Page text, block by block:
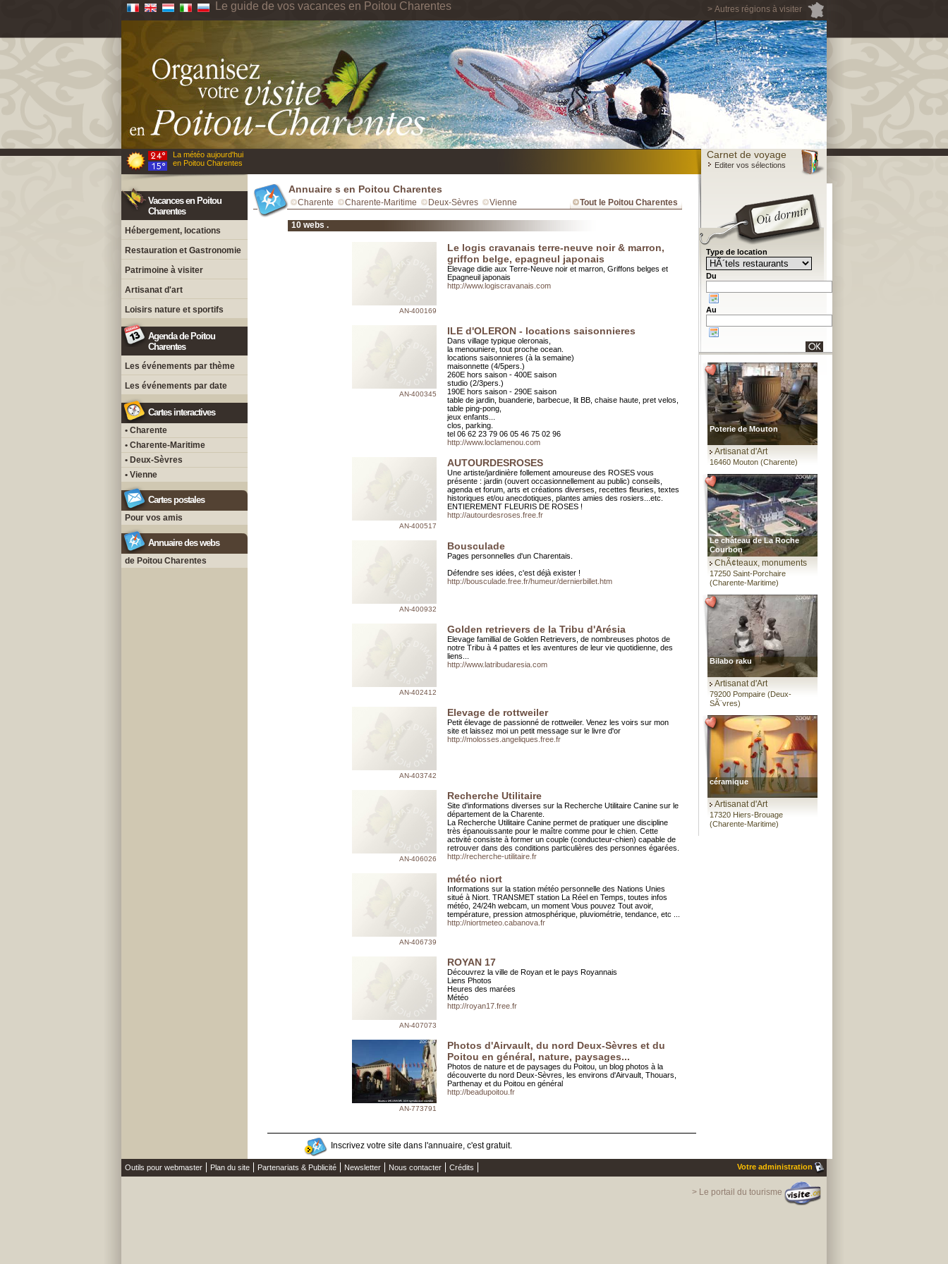
> Autres régions à visiter
Le guide de vos vacances en Poitou Charentes
La météo aujourd'hui
en Poitou Charentes
Carnet de voyage
Editer vos sélections
Vacances en Poitou
Charentes
Hébergement, locations
Restauration et Gastronomie
Patrimoine à visiter
Artisanat d'art
Loisirs nature et sportifs
Agenda de Poitou
Charentes
Les événements par thème
Les événements par date
Cartes interactives
• Charente
• Charente-Maritime
• Deux-Sèvres
• Vienne
Cartes postales
Pour vos amis
Annuaire des webs
de Poitou Charentes
Annuaire s en Poitou Charentes
Charente Charente-Maritime Deux-Sèvres Vienne Tout le Poitou Charentes
10 webs .
AN-400169
Le logis cravanais terre-neuve noir & marron,
griffon belge, epagneul japonais
Elevage didie aux Terre-Neuve noir et marron, Griffons belges et
Epagneuil japonais
http://www.logiscravanais.com
AN-400345
ILE d'OLERON - locations saisonnieres
Dans village typique oleronais,
la menouniere, tout proche ocean.
locations saisonnieres (à la semaine)
maisonnette (4/5pers.)
260E hors saison - 400E saison
studio (2/3pers.)
190E hors saison - 290E saison
table de jardin, buanderie, barbecue, lit BB, chaise haute, pret velos,
table ping-pong,
jeux enfants...
clos, parking.
tel 06 62 23 79 06 05 46 75 02 96
http://www.loclamenou.com
AN-400517
AUTOURDESROSES
Une artiste/jardinière follement amoureuse des ROSES vous
présente : jardin (ouvert occasionnellement au public) conseils,
agenda et forum, arts et créations diverses, recettes fleuries, textes
historiques et/ou anecdotiques, plantes amies des rosiers...etc.
ENTIEREMENT FLEURIS DE ROSES !
http://autourdesroses.free.fr
AN-400932
Bousculade
Pages personnelles d'un Charentais.
Défendre ses idées, c'est déjà exister !
http://bousculade.free.fr/humeur/dernierbillet.htm
AN-402412
Golden retrievers de la Tribu d'Arésia
Elevage famillial de Golden Retrievers, de nombreuses photos de
notre Tribu à 4 pattes et les aventures de leur vie quotidienne, des
liens...
http://www.latribudaresia.com
AN-403742
Elevage de rottweiler
Petit élevage de passionné de rottweiler. Venez les voirs sur mon
site et laissez moi un petit message sur le livre d'or
http://molosses.angeliques.free.fr
AN-406026
Recherche Utilitaire
Site d'informations diverses sur la Recherche Utilitaire Canine sur le
département de la Charente.
La Recherche Utilitaire Canine permet de pratiquer une discipline
très épanouissante pour le maître comme pour le chien. Cette
activité consiste à former un couple (conducteur-chien) capable de
retrouver dans des conditions particulières des personnes égarées.
http://recherche-utilitaire.fr
AN-406739
météo niort
Informations sur la station météo personnelle des Nations Unies
situé à Niort. TRANSMET station La Réel en Temps, toutes infos
météo, 24/24h webcam, un moment Vous pouvez Tout avoir,
température, pression atmosphérique, pluviométrie, tendance, etc ...
http://niortmeteo.cabanova.fr
AN-407073
ROYAN 17
Découvrez la ville de Royan et le pays Royannais
Liens Photos
Heures des marées
Météo
http://royan17.free.fr
AN-773791
Photos d'Airvault, du nord Deux-Sèvres et du
Poitou en général, nature, paysages...
Photos de nature et de paysages du Poitou, un blog photos à la
découverte du nord Deux-Sèvres, les environs d'Airvault, Thouars,
Parthenay et du Poitou en général
http://beadupoitou.fr
Inscrivez votre site dans l'annuaire, c'est gratuit.
Type de location
Du
Au
Poterie de Mouton
Artisanat d'Art
16460 Mouton (Charente)
Le château de La Roche
Courbon
ChÃ¢teaux, monuments
17250 Saint-Porchaire
(Charente-Maritime)
Bilabo raku
Artisanat d'Art
79200 Pompaire (Deux-
SÃ¨vres)
céramique
Artisanat d'Art
17320 Hiers-Brouage
(Charente-Maritime)
Outils pour webmaster Plan du site Partenariats & Publicité Newsletter Nous contacter Crédits Votre administration
> Le portail du tourisme